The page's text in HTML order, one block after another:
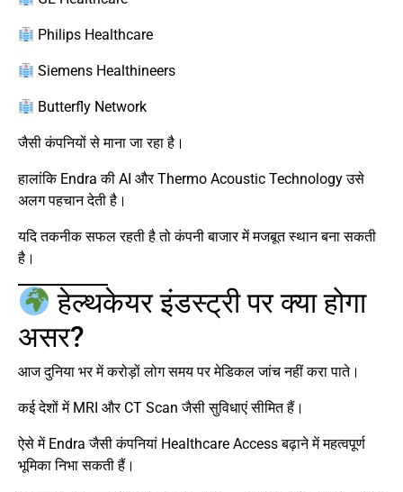
Philips Healthcare
Siemens Healthineers
Butterfly Network
जैसी कंपनियों से माना जा रहा है।
हालांकि Endra की AI और Thermo Acoustic Technology उसे
अलग पहचान देती है।
यदि तकनीक सफल रहती है तो कंपनी बाजार में मजबूत स्थान बना सकती
है।
हेल्थकेयर इंडस्ट्री पर क्या होगा
असर?
आज दुनिया भर में करोड़ों लोग समय पर मेडिकल जांच नहीं करा पाते।
कई देशों में MRI और CT Scan जैसी सुविधाएं सीमित हैं।
ऐसे में Endra जैसी कंपनियां Healthcare Access बढ़ाने में महत्वपूर्ण
भूमिका निभा सकती हैं।